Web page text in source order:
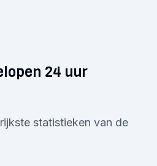
24 uur
statistieken van de